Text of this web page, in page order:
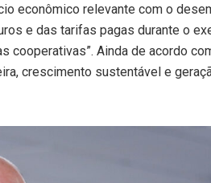
econômico relevante com o
e das tarifas pagas durante o
cooperativas”. Ainda de acordo
crescimento sustentável e